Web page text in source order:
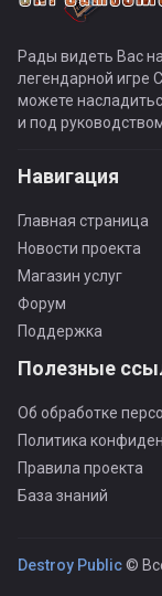
Рады видеть Вас
легендарной игре
можете
и под
Навигация
Главная страница
Новости проекта
Магазин услуг
Форум
Поддержка
Полезные
Об обработке
Политика
Правила проекта
База знаний
Destroy Public©